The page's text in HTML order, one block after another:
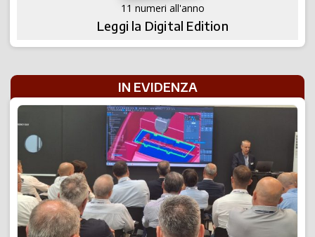
11 numeri all'anno
Leggi la Digital Edition
IN EVIDENZA